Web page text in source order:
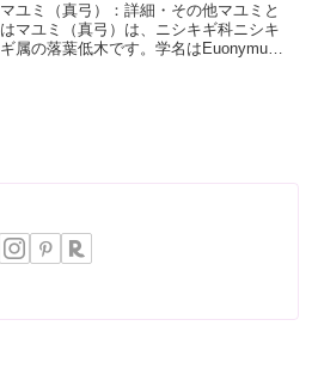
マユミ（真弓）：詳細・その他マユミと
はマユミ（真弓）は、ニシキギ科ニシキ
ギ属の落葉低木です。学名はEuonymus